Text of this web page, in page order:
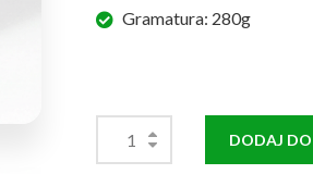
Gramatura: 280g
DODAJ